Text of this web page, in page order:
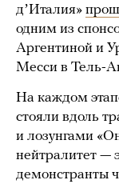
дʼИталия»
одним из
Аргентиной и
Месси в Тель-
На каждом
стояли вдоль
и лозунгами
нейтралитет —
демонстранты